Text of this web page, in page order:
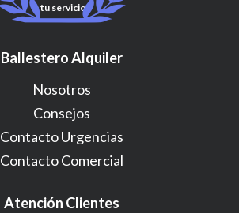
a tu servicio!
Ballestero Alquiler
Nosotros
Consejos
Contacto Urgencias
Contacto Comercial
Atención Clientes